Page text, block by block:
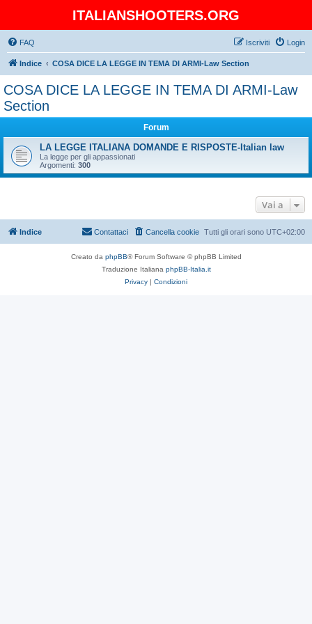
ITALIANSHOOTERS.ORG
FAQ Login
Iscriviti
Indice COSA DICE LA LEGGE IN TEMA DI ARMI-Law Section
COSA DICE LA LEGGE IN TEMA DI ARMI-Law
Section
Forum
LA LEGGE ITALIANA DOMANDE E RISPOSTE-Italian law
La legge per gli appassionati
Argomenti: 300
Vai a
Indice Tutti gli orari sono UTC+02:00
Cancella cookie
Contattaci
Creato da phpBB® Forum Software © phpBB Limited
Traduzione Italiana phpBB-Italia.it
Privacy | Condizioni